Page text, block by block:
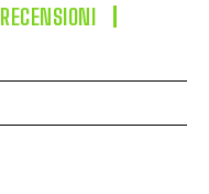
RECENSIONI